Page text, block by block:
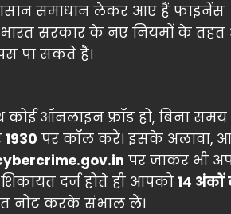
समाधान लेकर आए हैं फाइनेंस
भारत सरकार के नए नियमों के
पा सकते हैं।
ऑनलाइन फ्रॉड हो, बिना समय
1930 पर कॉल करें। इसके अलावा,
पर जाकर भी
दर्ज होते ही आपको 14 अंकों
नोट करके संभाल लें।